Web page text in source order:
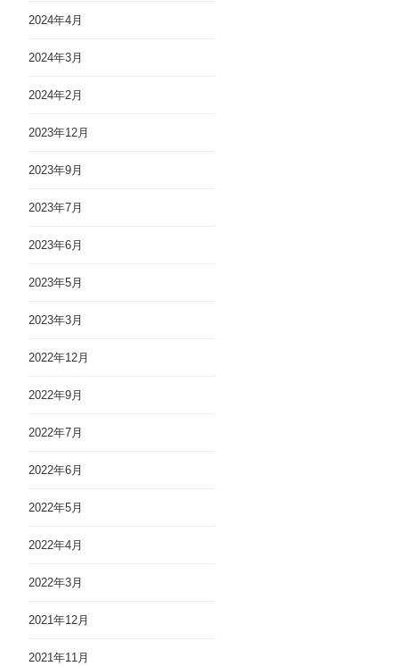
2024年4月
2024年3月
2024年2月
2023年12月
2023年9月
2023年7月
2023年6月
2023年5月
2023年3月
2022年12月
2022年9月
2022年7月
2022年6月
2022年5月
2022年4月
2022年3月
2021年12月
2021年11月